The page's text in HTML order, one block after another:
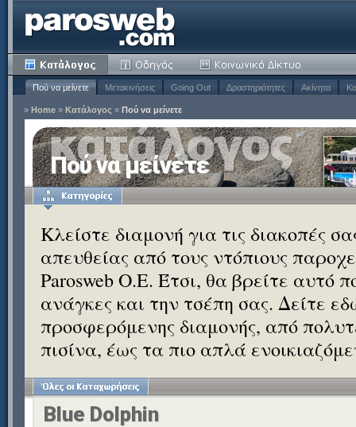
Πού να μείνετε Μετακινήσεις Going Out Δραστηριότητες Ακίνητα
» Home » Κατάλογος » Πού να μείνετε
Πού να μείνετε
Κλείστε διαμονή για τις διακοπές
απευθείας από τους ντόπιους
Parosweb Ο.Ε. Έτσι, θα βρείτε αυτό
ανάγκες και την τσέπη σας. Δείτε
προσφερόμενης διαμονής, από
πισίνα, έως τα πιο απλά
Blue Dolphin